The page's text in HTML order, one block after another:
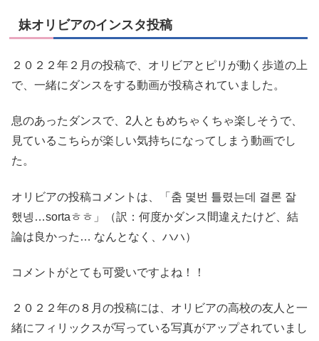
妹オリビアのインスタ投稿
２０２２年２月の投稿で、オリビアとピリが動く歩道の上
で、一緒にダンスをする動画が投稿されていました。
息のあったダンスで、2人ともめちゃくちゃ楽しそうで、
見ているこちらが楽しい気持ちになってしまう動画でし
た。
オリビアの投稿コメントは、「춤 몇번 틀렸는데 결론 잘
했넹…sortaㅎㅎ」（訳：何度かダンス間違えたけど、結
論は良かった… なんとなく、ハハ）
コメントがとても可愛いですよね！！
２０２２年の８月の投稿には、オリビアの高校の友人と一
緒にフィリックスが写っている写真がアップされていまし